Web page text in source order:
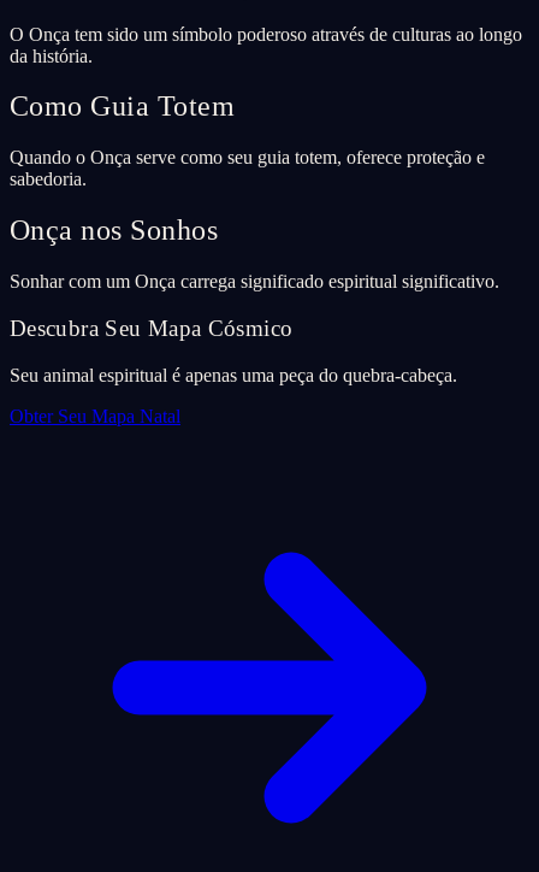
O Onça tem sido um símbolo poderoso através de culturas ao longo
da história.
Como Guia Totem
Quando o Onça serve como seu guia totem, oferece proteção e
sabedoria.
Onça nos Sonhos
Sonhar com um Onça carrega significado espiritual significativo.
Descubra Seu Mapa Cósmico
Seu animal espiritual é apenas uma peça do quebra-cabeça.
Obter Seu Mapa Natal